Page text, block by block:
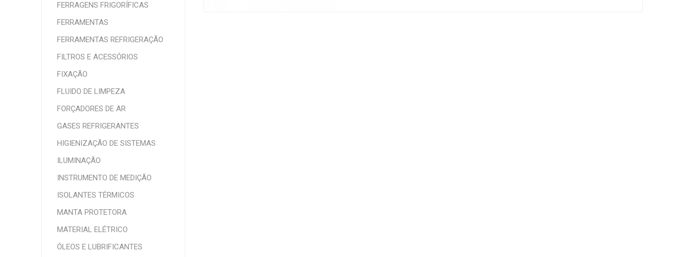
FERRAGENS FRIGORÍFICAS
FERRAMENTAS
FERRAMENTAS REFRIGERAÇÃO
FILTROS E ACESSÓRIOS
FIXAÇÃO
FLUIDO DE LIMPEZA
FORÇADORES DE AR
GASES REFRIGERANTES
HIGIENIZAÇÃO DE SISTEMAS
ILUMINAÇÃO
INSTRUMENTO DE MEDIÇÃO
ISOLANTES TÉRMICOS
MANTA PROTETORA
MATERIAL ELÉTRICO
ÓLEOS E LUBRIFICANTES